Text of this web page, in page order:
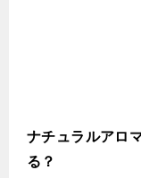
ナチュラルアロ
る？